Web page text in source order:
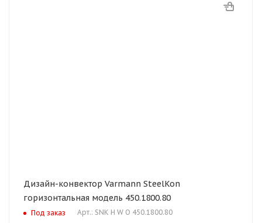
Дизайн-конвектор Varmann SteelKon
горизонтальная модель 450.1800.80
Под заказ Арт.: SNK H W O 450.1800.80